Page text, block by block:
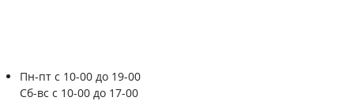
Пн-птс 10-00 до 19-00
Сб-вс с 10-00 до 17-00